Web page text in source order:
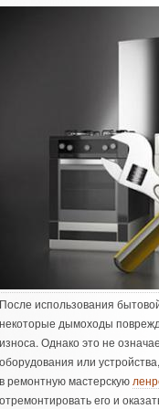
использования
дымоходы
Однако это не
или
ремонтную мастерскую
его и